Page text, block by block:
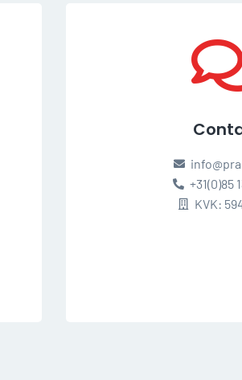
+31(0)85
KVK: